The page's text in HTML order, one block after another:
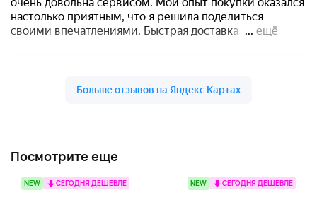
Посмотрите еще
NEW СЕГОДНЯ ДЕШЕВЛЕ NEW СЕГОДНЯ ДЕШЕВЛЕ